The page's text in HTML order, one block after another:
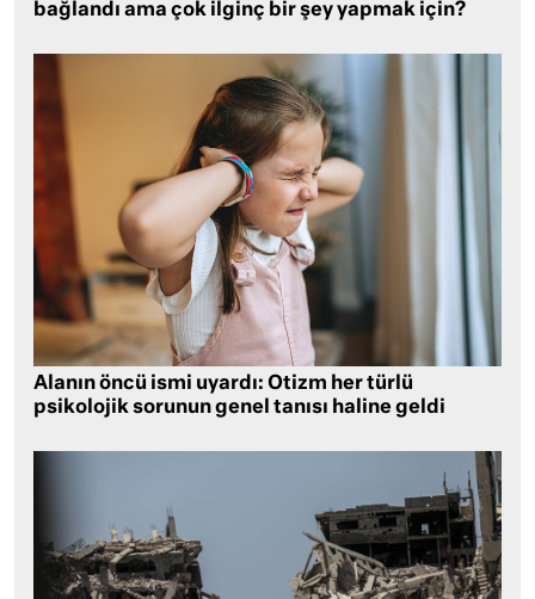
bağlandı ama çok ilginç bir şey yapmak için?
Alanın öncü ismi uyardı: Otizm her türlü
psikolojik sorunun genel tanısı haline geldi